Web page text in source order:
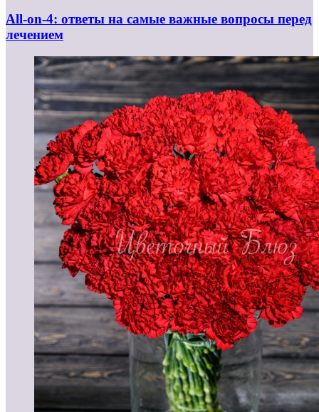
All-on-4: ответы на самые важные вопросы перед
лечением